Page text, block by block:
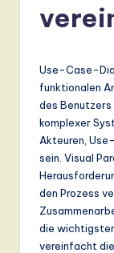
L
Use-Case-
funktionalen
des Benutzers
komplexer
Akteuren,
sein. Visual
den Prozess
die
vereinfacht